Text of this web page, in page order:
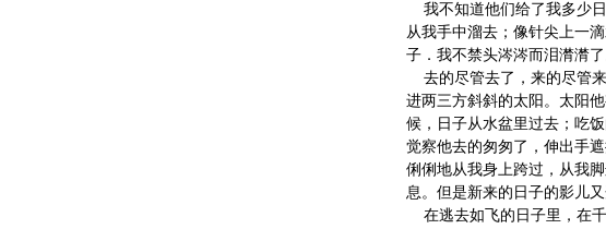
我不知道他们给了我多少
从我手中溜去；像针尖上一
子．我不禁头涔涔而泪潸潸了
去的尽管去了，来的尽管
进两三方斜斜的太阳。太阳
候，日子从水盆里过去；吃
觉察他去的匆匆了，伸出手
俐俐地从我身上跨过，从我
息。但是新来的日子的影儿
在逃去如飞的日子里，在